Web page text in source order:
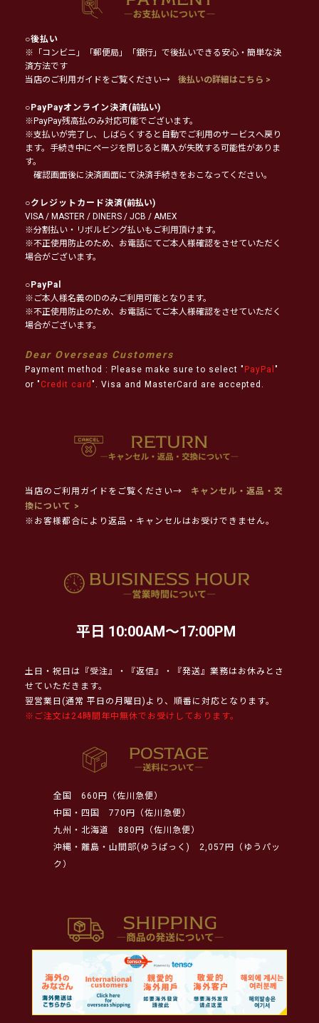
○後払い
※「コンビニ」「郵便局」「銀行」で後払いできる安心・簡単な決
済方法です
当店のご利用ガイドをご覧ください→
後払いの詳細はこちら >
○PayPayオンライン決済(前払い)
※PayPay残高払のみ対応可能でございます。
※支払いが完了し、しばらくすると自動でご利用のサービスへ戻り
ます。手続き中にページを閉じると購入が失敗する可能性がありま
す。
確認画面後に決済画面にて決済手続きをおこなってください。
○クレジットカード決済(前払い)
VISA / MASTER / DINERS / JCB / AMEX
※分割払い・リボルビング払いもご利用頂けます。
※不正使用防止のため、お電話にてご本人様確認をさせていただく
場合がございます。
○PayPal
※ご本人様名義のIDのみご利用可能となります。
※不正使用防止のため、お電話にてご本人様確認をさせていただく
場合がございます。
Dear Overseas Customers
Payment method : Please make sure to select " PayPal "
or " Credit card ". Visa and MasterCard are accepted.
当店のご利用ガイドをご覧ください→
キャンセル・返品・交
換について >
※お客様都合により返品・キャンセルはお受けできません。
平日 10:00AM～17:00PM
土日・祝日は『受注』・『返信』・『発送』業務はお休みとさ
せていただきます。
翌営業日(通常 平日の月曜日)より、順番に対応となります。
※ご注文は24時間年中無休でお受けしております。
全国
660円（佐川急便）
中国・四国
770円（佐川急便）
九州・北海道
880円（佐川急便）
沖縄・離島・山間部(ゆうぱっく)
2,057円（ゆうパッ
ク）